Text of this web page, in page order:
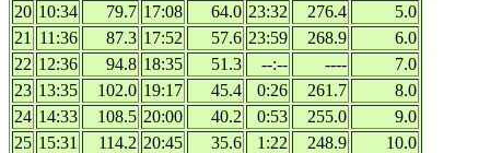
20 10:34 79.7 17:08 64.0 23:32 276.4
5.0
21
11:36 87.3 17:52 57.6 23:59 268.9
6.0
22 12:36 94.8 18:35 51.3 --:-- ----
7.0
23 13:35 102.0 19:17 45.4 0:26 261.7
8.0
24 14:33 108.5 20:00 40.2 0:53 255.0
9.0
25 15:31 114.2 20:45 35.6 1:22 248.9
10.0